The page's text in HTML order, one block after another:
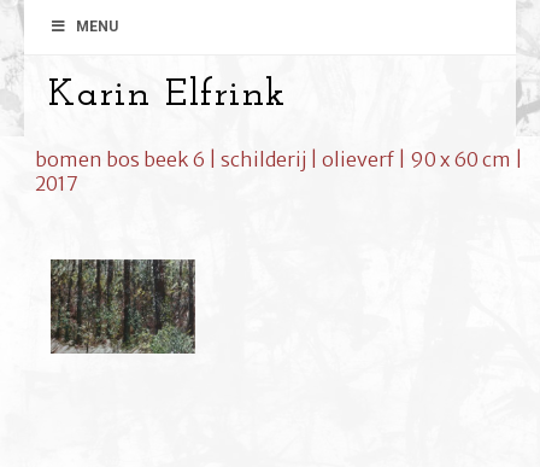
MENU
Karin Elfrink
bomen bos beek 6 | schilderij | olieverf | 90 x 60 cm |
2017